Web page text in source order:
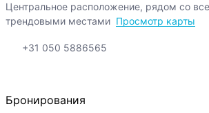
Центральное расположение, рядом со
трендовыми местами Просмотр карты
+31 050 5886565
Бронирования